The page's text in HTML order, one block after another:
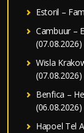
Estoril –
Cambuur –
(07.08.2026)
Wisla
(07.08.2026)
Benfica –
(06.08.2026)
Hapoel Tel